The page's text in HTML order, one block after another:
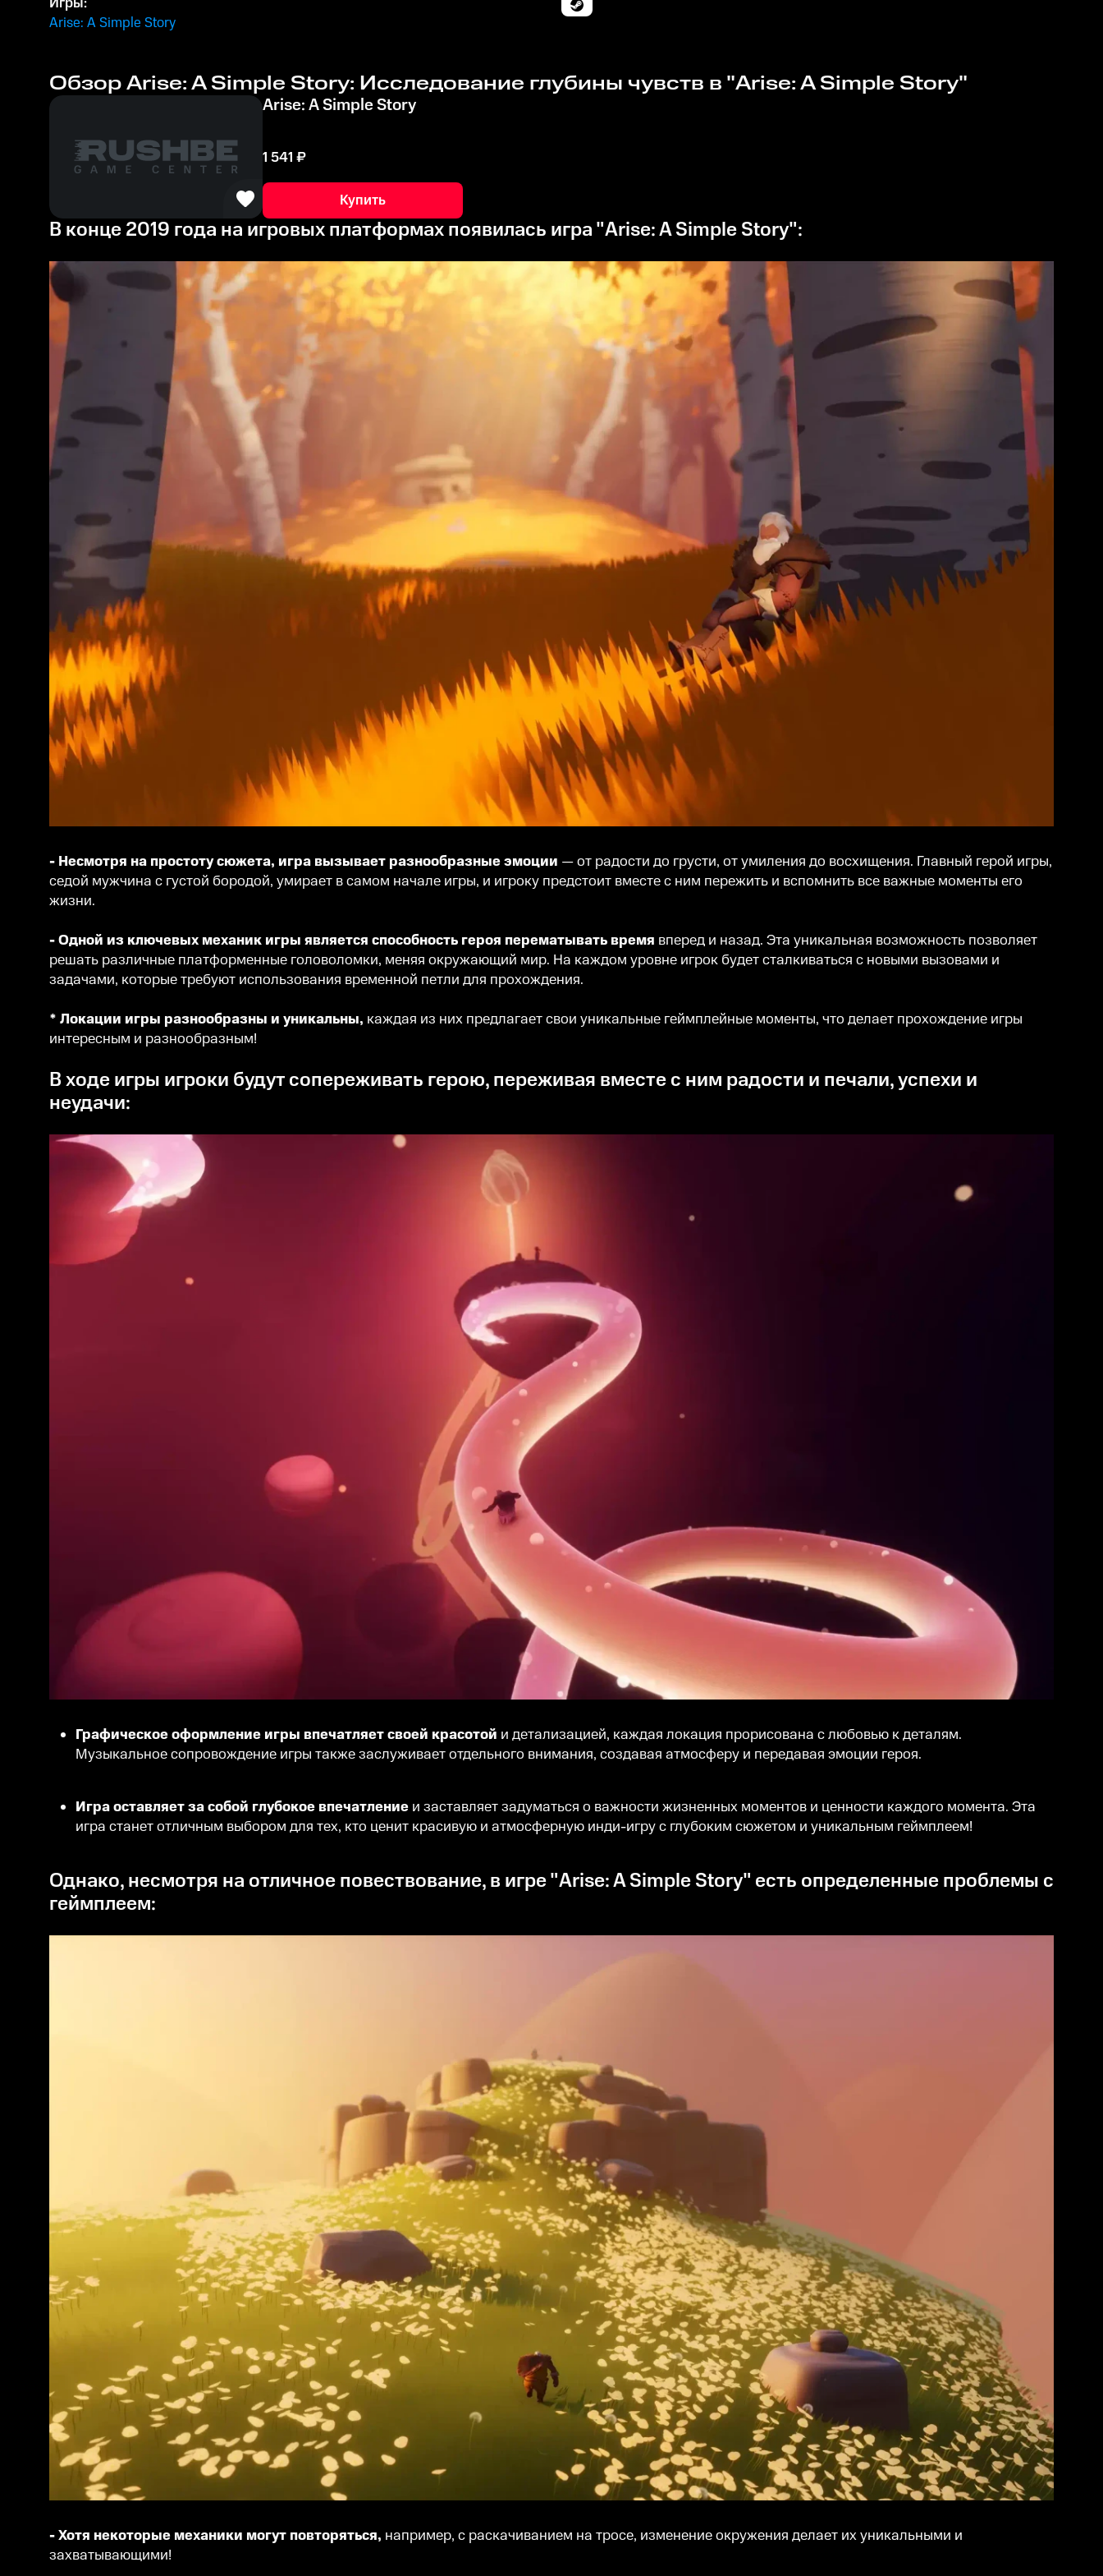
Arise: A Simple Story
Обзор Arise: A Simple Story: Исследование глубины чувств в "Arise: A Simple Story"
Arise: A Simple Story
1 541 ₽
Купить
В конце 2019 года на игровых платформах появилась игра "Arise: A Simple Story":
- Несмотря на простоту сюжета, игра вызывает разнообразные эмоции — от радости до грусти, от умиления до восхищения. Главный герой игры,
седой мужчина с густой бородой, умирает в самом начале игры, и игроку предстоит вместе с ним пережить и вспомнить все важные моменты его
жизни.
- Одной из ключевых механик игры является способность героя перематывать время вперед и назад. Эта уникальная возможность позволяет
решать различные платформенные головоломки, меняя окружающий мир. На каждом уровне игрок будет сталкиваться с новыми вызовами и
задачами, которые требуют использования временной петли для прохождения.
* Локации игры разнообразны и уникальны, каждая из них предлагает свои уникальные геймплейные моменты, что делает прохождение игры
интересным и разнообразным!
В ходе игры игроки будут сопереживать герою, переживая вместе с ним радости и печали, успехи и
неудачи:
Графическое оформление игры впечатляет своей красотой и детализацией, каждая локация прорисована с любовью к деталям.
Музыкальное сопровождение игры также заслуживает отдельного внимания, создавая атмосферу и передавая эмоции героя.
Игра оставляет за собой глубокое впечатление и заставляет задуматься о важности жизненных моментов и ценности каждого момента. Эта
игра станет отличным выбором для тех, кто ценит красивую и атмосферную инди-игру с глубоким сюжетом и уникальным геймплеем!
Однако, несмотря на отличное повествование, в игре "Arise: A Simple Story" есть определенные проблемы с
геймплеем:
- Хотя некоторые механики могут повторяться, например, с раскачиванием на тросе, изменение окружения делает их уникальными и
захватывающими!